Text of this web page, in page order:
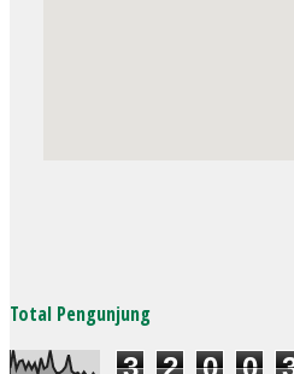
Total Pengunjung
3 2 0 0